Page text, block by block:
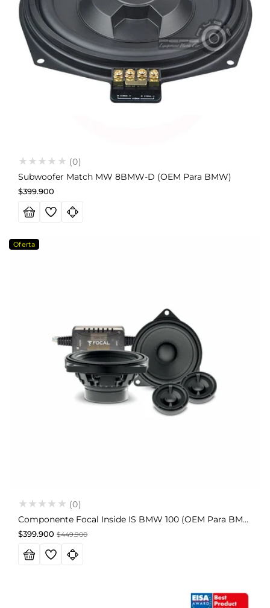
(0)
Subwoofer Match MW 8BMW-D (OEM Para BMW)
Precio
habitual
$399.900
(0)
Componente Focal Inside IS BMW 100 (OEM Para BMW)
Precio
oferta
$399.900 Precio
habitual
$449.900
Oferta